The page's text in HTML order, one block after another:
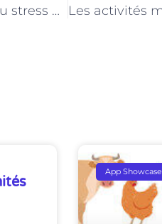
Les stratégies de gestion du stress pour les intervenants à domicile auprès des enfants à Paris
App Showcase